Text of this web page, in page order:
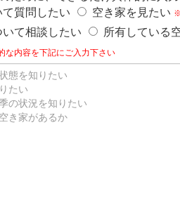
質問したい
空き家を見たい
て相談したい
所有している
な内容を下記にご入力下さい